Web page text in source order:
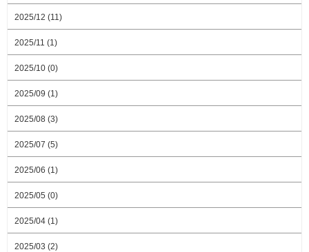
2025/12 (11)
2025/11 (1)
2025/10 (0)
2025/09 (1)
2025/08 (3)
2025/07 (5)
2025/06 (1)
2025/05 (0)
2025/04 (1)
2025/03 (2)